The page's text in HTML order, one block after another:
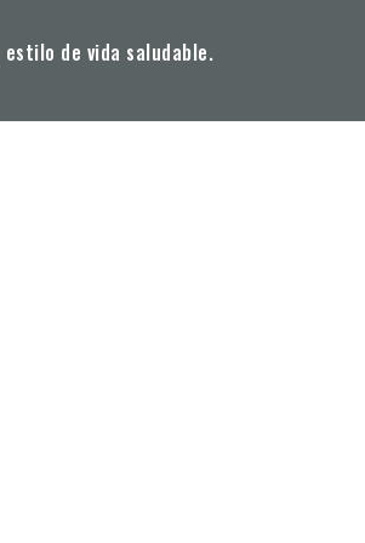
estilo de vida saludable.